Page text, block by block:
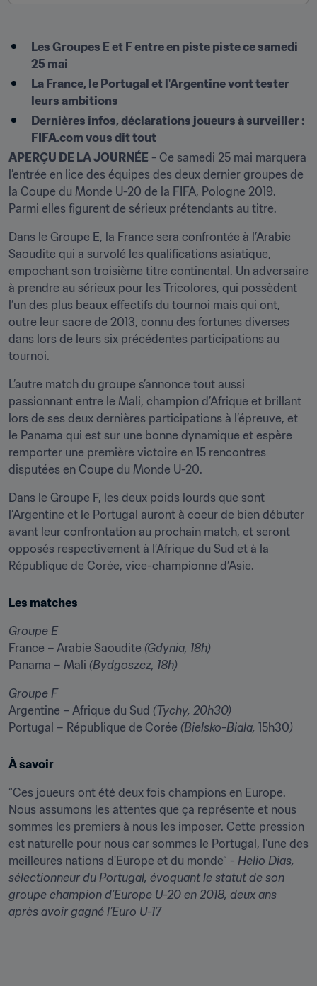
Les Groupes E et F entre en piste piste ce samedi
25 mai
La France, le Portugal et l'Argentine vont tester
leurs ambitions
Dernières infos, déclarations joueurs à surveiller :
FIFA.com vous dit tout
APERÇU DE LA JOURNÉE - Ce samedi 25 mai marquera
l’entrée en lice des équipes des deux dernier groupes de
la Coupe du Monde U-20 de la FIFA, Pologne 2019.
Parmi elles figurent de sérieux prétendants au titre.
Dans le Groupe E, la France sera confrontée à l’Arabie
Saoudite qui a survolé les qualifications asiatique,
empochant son troisième titre continental. Un adversaire
à prendre au sérieux pour les Tricolores, qui possèdent
l’un des plus beaux effectifs du tournoi mais qui ont,
outre leur sacre de 2013, connu des fortunes diverses
dans lors de leurs six précédentes participations au
tournoi.
L’autre match du groupe s’annonce tout aussi
passionnant entre le Mali, champion d’Afrique et brillant
lors de ses deux dernières participations à l’épreuve, et
le Panama qui est sur une bonne dynamique et espère
remporter une première victoire en 15 rencontres
disputées en Coupe du Monde U-20.
Dans le Groupe F, les deux poids lourds que sont
l’Argentine et le Portugal auront à coeur de bien débuter
avant leur confrontation au prochain match, et seront
opposés respectivement à l’Afrique du Sud et à la
République de Corée, vice-championne d’Asie.
Les matches
Groupe E
France – Arabie Saoudite (Gdynia, 18h)
Panama – Mali (Bydgoszcz, 18h)
Groupe F
Argentine – Afrique du Sud (Tychy, 20h30)
Portugal – République de Corée (Bielsko-Biala, 15h30)
À savoir
“Ces joueurs ont été deux fois champions en Europe.
Nous assumons les attentes que ça représente et nous
sommes les premiers à nous les imposer. Cette pression
est naturelle pour nous car sommes le Portugal, l'une des
meilleures nations d'Europe et du monde“ - Helio Dias,
sélectionneur du Portugal, évoquant le statut de son
groupe champion d’Europe U-20 en 2018, deux ans
après avoir gagné l’Euro U-17